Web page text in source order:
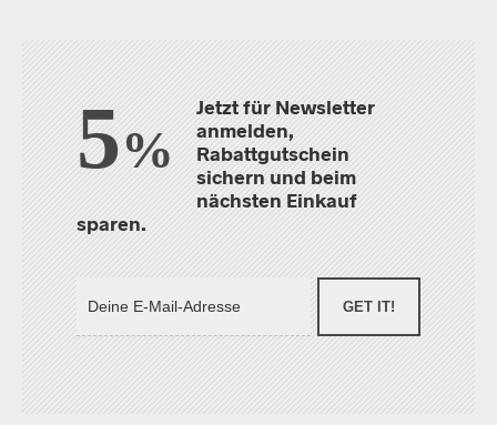
5%
Jetzt für Newsletter
anmelden,
Rabattgutschein
sichern und beim
nächsten Einkauf
sparen.
GET IT!